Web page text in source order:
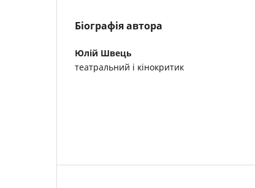
Біографія автора
Юлій Швець
театральний і кінокритик